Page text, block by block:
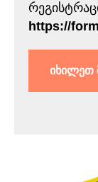
https://
იხილეთ